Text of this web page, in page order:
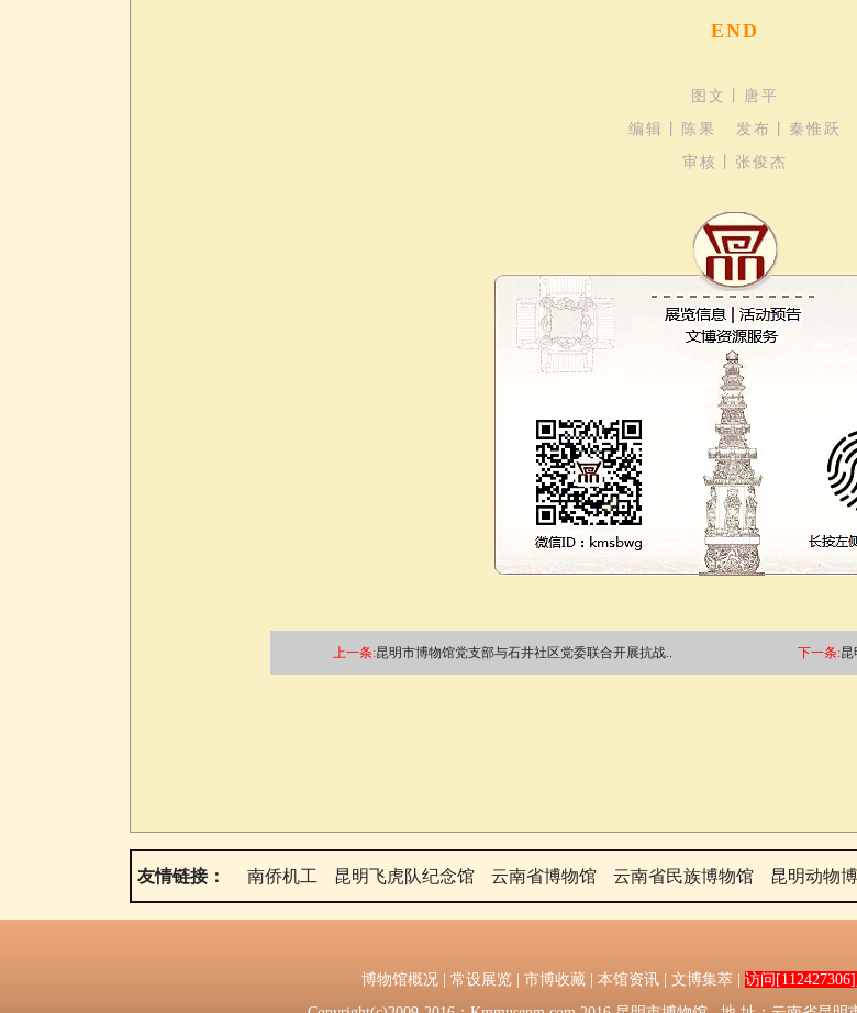
END
图文丨唐平
编辑丨陈果 发布丨秦惟跃
审核丨张俊杰
上一条:昆明市博物馆党支部与石井社区党委联合开展抗战.. 下一条:昆
友情链接： 南侨机工 昆明飞虎队纪念馆 云南省博物馆 云南省民族博物馆 昆明动物
博物馆概况| 常设展览| 市博收藏| 本馆资讯| 文博集萃| 访问